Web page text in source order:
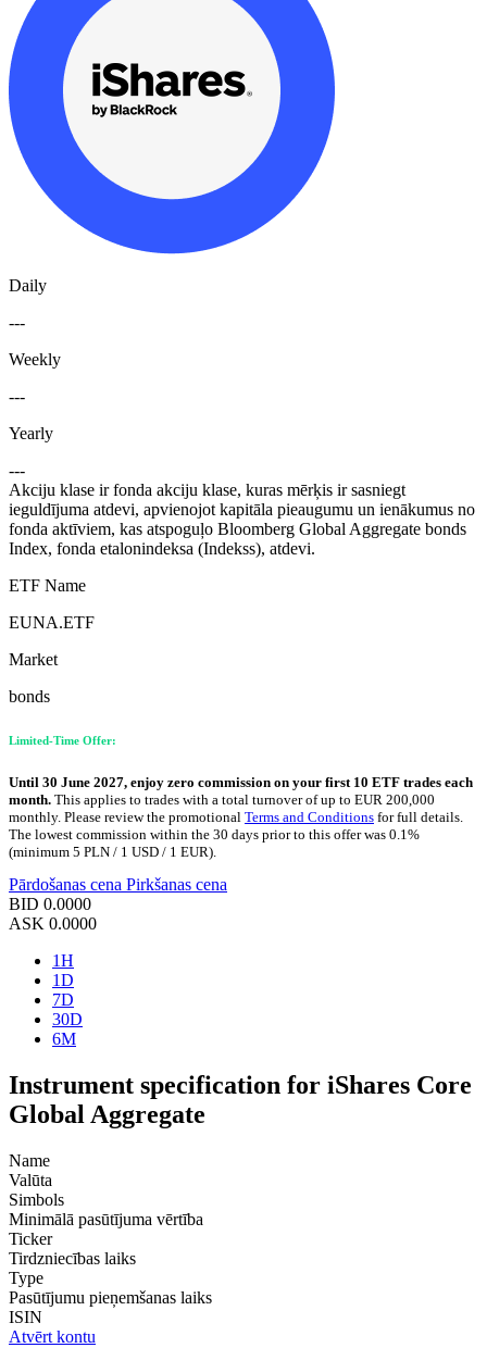
Daily
---
Weekly
---
Yearly
---
Akciju klase ir fonda akciju klase, kuras mērķis ir sasniegt
ieguldījuma atdevi, apvienojot kapitāla pieaugumu un ienākumus no
fonda aktīviem, kas atspoguļo Bloomberg Global Aggregate bonds
Index, fonda etalonindeksa (Indekss), atdevi.
ETF Name
EUNA.ETF
Market
bonds
Limited-Time Offer:
Until 30 June 2027, enjoy zero commission on your first 10 ETF trades each
month. This applies to trades with a total turnover of up to EUR 200,000
monthly. Please review the promotional Terms and Conditions for full details.
The lowest commission within the 30 days prior to this offer was 0.1%
(minimum 5 PLN / 1 USD / 1 EUR).
Pārdošanas cena Pirkšanas cena
BID 0.0000
ASK 0.0000
1H
1D
7D
30D
6M
Instrument specification for iShares Core
Global Aggregate
Name
Valūta
Simbols
Minimālā pasūtījuma vērtība
Ticker
Tirdzniecības laiks
Type
Pasūtījumu pieņemšanas laiks
ISIN
Atvērt kontu